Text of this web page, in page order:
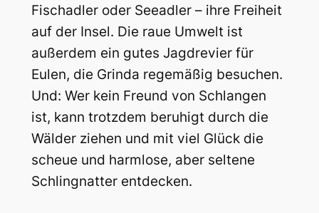
Fischadler oder Seeadler – ihre Freiheit
auf der Insel. Die raue Umwelt ist
außerdem ein gutes Jagdrevier für
Eulen, die Grinda regemäßig besuchen.
Und: Wer kein Freund von Schlangen
ist, kann trotzdem beruhigt durch die
Wälder ziehen und mit viel Glück die
scheue und harmlose, aber seltene
Schlingnatter entdecken.